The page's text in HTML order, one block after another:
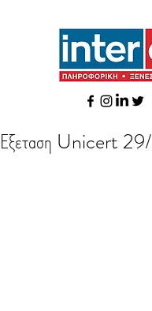
Εξεταση Unicert